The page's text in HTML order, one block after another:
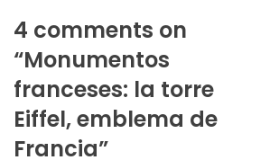
4 comments on
“Monumentos
franceses: la torre
Eiffel, emblema de
Francia”